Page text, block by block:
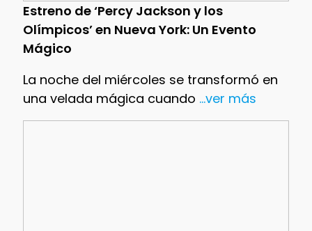
Estreno de ‘Percy Jackson y los
Olímpicos’ en Nueva York: Un Evento
Mágico
La noche del miércoles se transformó en
una velada mágica cuando ...ver más